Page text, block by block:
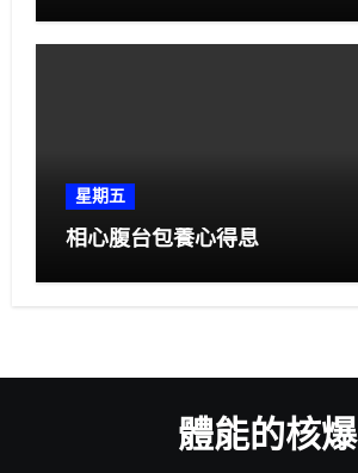
星期五
相心腹台包養心得息
體能的核爆